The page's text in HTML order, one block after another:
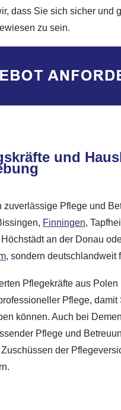
dass Sie sich sicher und
zu sein.
und
zuverlässige Pflege und
Finningen,
Höchstädt an der Donau
, sondern deutschlandweit
Pflegekräfte aus
Pflege,
können. Auch bei
Pflege und
der